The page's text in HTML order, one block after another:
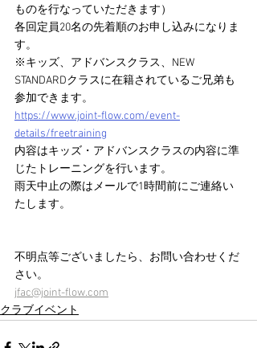
ものを行なっていただきます）
各回定員20名の先着順のお申し込みになりま
す。
※キッズ、アドバンスクラス、NEW
STANDARDクラスに在籍されているご兄弟も
参加できます。
https://www.joint-flow.com/event-
details/freetraining
内容はキッズ・アドバンスクラスの内容に準
じたトレーニングを行います。
雨天中止の際はメールで1時間前にご連絡い
たします。
不明点等ございましたら、お問い合わせくだ
さい。
jfac@joint-flow.com
クラブイベント